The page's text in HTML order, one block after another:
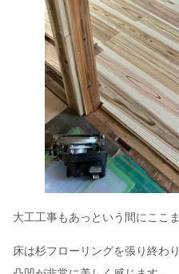
大工工事もあっという間にここ
床は杉フローリングを張り終わ